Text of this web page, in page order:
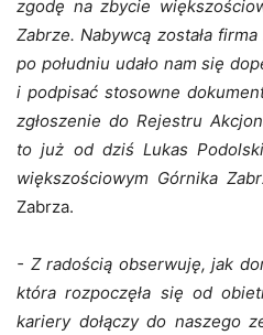
zgodę na zbycie
Zabrze. Nabywcą została
po południu udało nam się
i podpisać stosowne
zgłoszenie do Rejestru
to już od dziś Lukas
większościowym Górnika
Zabrza.
- Z radością obserwuję, jak
która rozpoczęła się od
kariery dołączy do naszego